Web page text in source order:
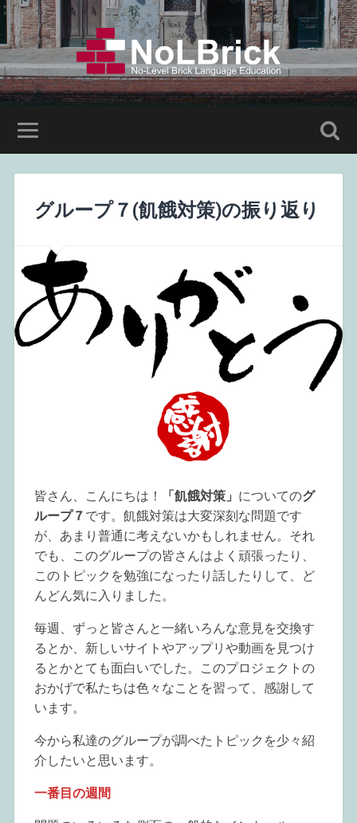
グループ７(飢餓対策)の振り返り
皆さん、こんにちは！ 「飢餓対策」 についてのグ
ループ７ です。飢餓対策は大変深刻な問題です
が、あまり普通に考えないかもしれません。それ
でも、このグループの皆さんはよく頑張ったり、
このトピックを勉強になったり話したりして、ど
んどん気に入りました。
毎週、ずっと皆さんと一緒いろんな意見を交換す
るとか、新しいサイトやアップリや動画を見つけ
るとかとても面白いでした。このプロジェクトの
おかげで私たちは色々なことを習って、感謝して
います。
今から私達のグループが調べたトピックを少々紹
介したいと思います。
一番目の週間